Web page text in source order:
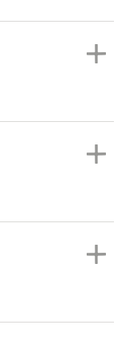
logotipo